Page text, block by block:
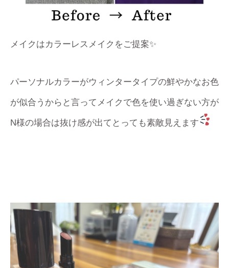
メイクはカラーレスメイクをご提案✨
パーソナルカラーがウィンタータイプの鮮やかなお色
が似合うからと言ってメイクで色を使い過ぎない方が
N様の場合は抜け感が出てとっても素敵見えます